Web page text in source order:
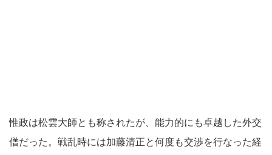
惟政は松雲大師とも称されたが、能力的にも卓越した外交
僧だった。戦乱時には加藤清正と何度も交渉を行なった経